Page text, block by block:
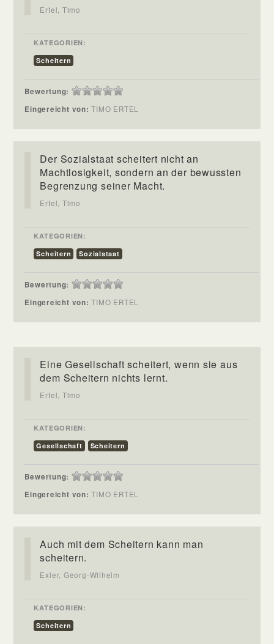
Ertel, Timo
KATEGORIEN:
Scheitern
Bewertung:
Eingereicht von:TIMO ERTEL
Der Sozialstaat scheitert nicht an
Machtlosigkeit, sondern an der bewussten
Begrenzung seiner Macht.
Ertel, Timo
KATEGORIEN:
Scheitern
Sozialstaat
Bewertung:
Eingereicht von:TIMO ERTEL
Eine Gesellschaft scheitert, wenn sie aus
dem Scheitern nichts lernt.
Ertel, Timo
KATEGORIEN:
Gesellschaft
Scheitern
Bewertung:
Eingereicht von:TIMO ERTEL
Auch mit dem Scheitern kann man
scheitern.
Exler, Georg-Wilhelm
KATEGORIEN:
Scheitern